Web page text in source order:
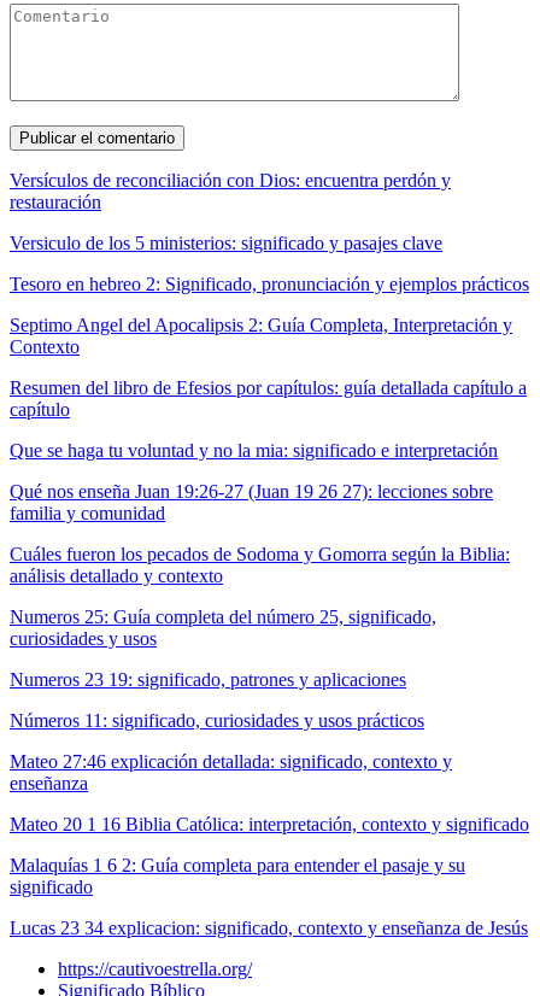
Versículos de reconciliación con Dios: encuentra perdón y
restauración
Versiculo de los 5 ministerios: significado y pasajes clave
Tesoro en hebreo 2: Significado, pronunciación y ejemplos prácticos
Septimo Angel del Apocalipsis 2: Guía Completa, Interpretación y
Contexto
Resumen del libro de Efesios por capítulos: guía detallada capítulo a
capítulo
Que se haga tu voluntad y no la mia: significado e interpretación
Qué nos enseña Juan 19:26-27 (Juan 19 26 27): lecciones sobre
familia y comunidad
Cuáles fueron los pecados de Sodoma y Gomorra según la Biblia:
análisis detallado y contexto
Numeros 25: Guía completa del número 25, significado,
curiosidades y usos
Numeros 23 19: significado, patrones y aplicaciones
Números 11: significado, curiosidades y usos prácticos
Mateo 27:46 explicación detallada: significado, contexto y
enseñanza
Mateo 20 1 16 Biblia Católica: interpretación, contexto y significado
Malaquías 1 6 2: Guía completa para entender el pasaje y su
significado
Lucas 23 34 explicacion: significado, contexto y enseñanza de Jesús
https://cautivoestrella.org/
Significado Bíblico